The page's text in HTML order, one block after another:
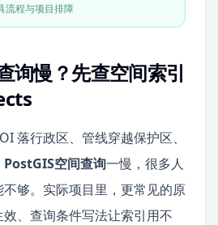
流程与项目排障
询慢？先查空间索引
落行政区、管线穿越保护区、
PostGIS空间查询一慢，很多人
够。实际项目里，更常见的原
、查询条件写法让索引用不